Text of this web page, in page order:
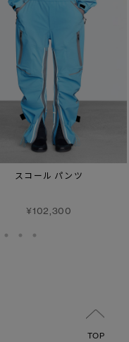
スコール パンツ
¥102,300
TOP